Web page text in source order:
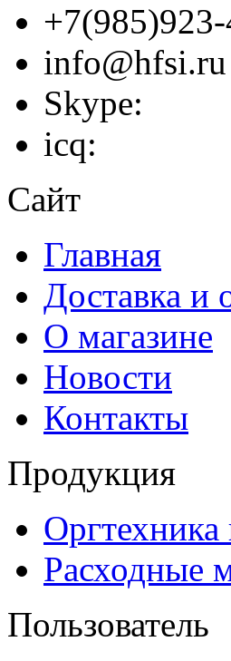
info@hfsi.ru
Skype:
icq:
Сайт
Главная
Доставка и
О магазине
Новости
Контакты
Продукция
Расходные
Пользователь